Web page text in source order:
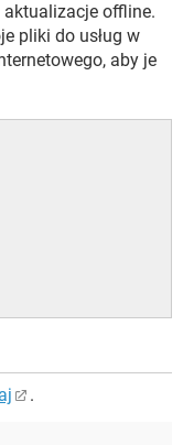
aktualizacje offline.
pliki do usług w
aby je
.